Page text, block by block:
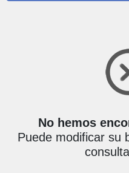
No hemos
Puede modificar su